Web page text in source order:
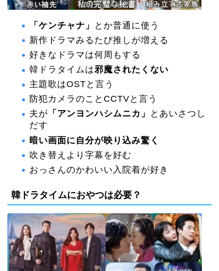
「ケンチャナ」
とか普通に使う
新作ドラマみるたび推しが増える
好きなドラマは何周もする
韓ドラタイムは邪魔されたくない
主題歌はOSTと言う
防犯カメラのことCCTVと言う
夫が 「アンヨンハシムニカ」
とあいさつし
だす
暗い画面に自分が映り込み驚く
吹き替えより字幕を好む
おっさんのかわいい入院着が好き
韓ドラタイムにおやつは必要？